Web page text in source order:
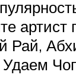
артист
Рай,